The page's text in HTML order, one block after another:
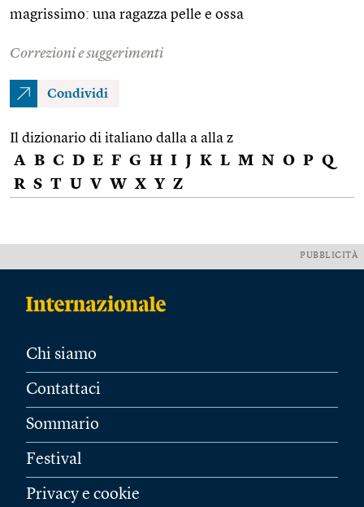
magrissimo: una ragazza pelle e ossa
Correzioni e suggerimenti
Condividi
Il dizionario di italiano dalla a alla z
A B C D E F G H I J K L M N O P Q
R S T U V W X Y Z
PUBBLICITÀ
Chi siamo
Contattaci
Sommario
Festival
Privacy e cookie